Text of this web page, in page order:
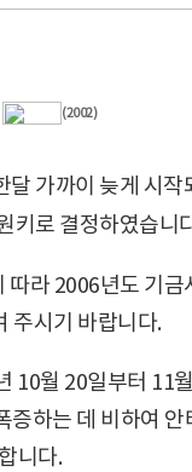
(2002)
가까이 늦게 시
키로 결정하였습니
라 2006년도 기
주시기 바랍니다.
월 20일부터 11
하는 데 비하여
니다.